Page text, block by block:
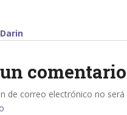
Darin
comentario
de correo electrónico no será